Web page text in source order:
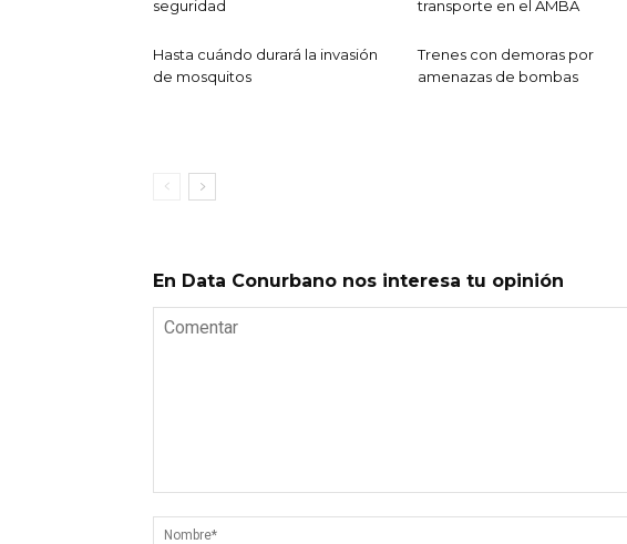
seguridad
transporte en el AMBA
Hasta cuándo durará la invasión
de mosquitos
Trenes con demoras por
amenazas de bombas
En Data Conurbano nos interesa tu opinión